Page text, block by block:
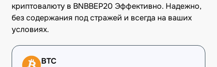
криптовалюту в BNBBEP20 Эффективно. Надежно,
без содержания под стражей и всегда на ваших
условиях.
BTC